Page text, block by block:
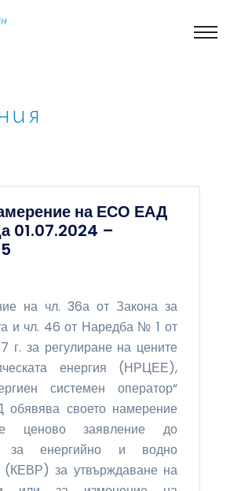
на ЕСО ЕАД
01.07.2024 –
на чл. 36а от Закона за
и чл. 46 от Наредба № 1 от
г. за регулиране на цените
енергия (НРЦЕЕ),
системен оператор“
своето намерение
ценово заявление до
за енергийно и водно
(КЕВР) за утвърждаване на